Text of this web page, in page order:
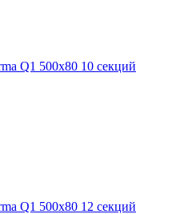
Q1 500х80 10 секций
Q1 500х80 12 секций